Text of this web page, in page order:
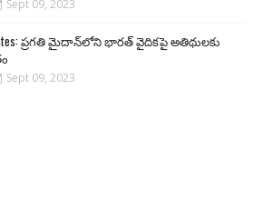
Sept 09, 2023
ప్రగతి మైదాన్‌లోని భారత్ వైదికపై అతిథులకు
Sept 09, 2023